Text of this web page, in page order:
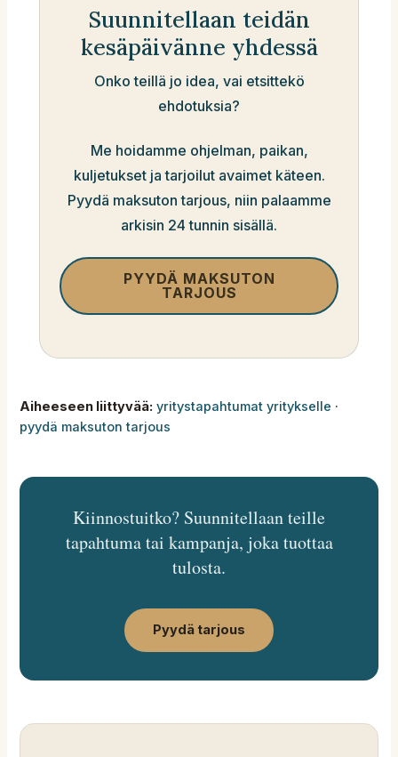
Suunnitellaan teidän
kesäpäivänne yhdessä
Onko teillä jo idea, vai etsittekö
ehdotuksia?
Me hoidamme ohjelman, paikan,
kuljetukset ja tarjoilut avaimet käteen.
Pyydä maksuton tarjous, niin palaamme
arkisin 24 tunnin sisällä.
PYYDÄ MAKSUTON
TARJOUS
Aiheeseen liittyvää: yritystapahtumat yritykselle ·
pyydä maksuton tarjous
Kiinnostuitko? Suunnitellaan teille
tapahtuma tai kampanja, joka tuottaa
tulosta.
Pyydä tarjous